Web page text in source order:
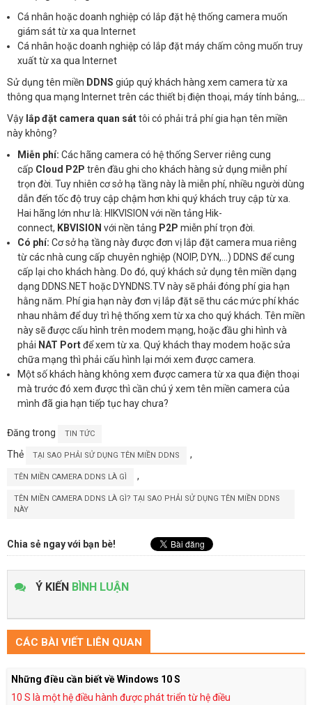
Cá nhân hoặc doanh nghiệp có lắp đặt hệ thống camera muốn
giám sát từ xa qua Internet
Cá nhân hoặc doanh nghiệp có lắp đặt máy chấm công muốn truy
xuất từ xa qua Internet
Sử dụng tên miền DDNS giúp quý khách hàng xem camera từ xa
thông qua mạng Internet trên các thiết bị điện thoại, máy tính bảng,…
Vậy lắp đặt camera quan sáttôi có phải trả phí gia hạn tên miền
này không?
Miễn phí: Các hãng camera có hệ thống Server riêng cung
cấp Cloud P2P trên đầu ghi cho khách hàng sử dụng miễn phí
trọn đời. Tuy nhiên cơ sở hạ tầng này là miễn phí, nhiều người dùng
dẫn đến tốc độ truy cập chậm hơn khi quý khách truy cập từ xa.
Hai hãng lớn như là: HIKVISION với nền tảng Hik-
connect, KBVISION với nền tảng P2P miễn phí trọn đời.
Có phí: Cơ sở hạ tầng này được đơn vị lắp đặt camera mua riêng
từ các nhà cung cấp chuyên nghiệp (NOIP, DYN,…) DDNS để cung
cấp lại cho khách hàng. Do đó, quý khách sử dụng tên miền dạng
dạng DDNS.NET hoặc DYNDNS.TV này sẽ phải đóng phí gia hạn
hằng năm. Phí gia hạn này đơn vị lắp đặt sẽ thu các mức phí khác
nhau nhằm để duy trì hệ thống xem từ xa cho quý khách. Tên miền
này sẽ được cấu hình trên modem mạng, hoặc đầu ghi hình và
phải NAT Portđể xem từ xa. Quý khách thay modem hoặc sửa
chữa mạng thì phải cấu hình lại mới xem được camera.
Một số khách hàng không xem được camera từ xa qua điện thoại
mà trước đó xem được thì cần chú ý xem tên miền camera của
mình đã gia hạn tiếp tục hay chưa?
Đăng trong TIN TỨC
Thẻ TẠI SAO PHẢI SỬ DỤNG TÊN MIỀN DDNS ,
TÊN MIỀN CAMERA DDNS LÀ GÌ ,
TÊN MIỀN CAMERA DDNS LÀ GÌ? TẠI SAO PHẢI SỬ DỤNG TÊN MIỀN DDNS
NÀY
Chia sẻ ngay với bạn bè!
Ý KIẾN BÌNH LUẬN
CÁC BÀI VIẾT LIÊN QUAN
Những điều cần biết về Windows 10 S
10 S là một hệ điều hành được phát triển từ hệ điều